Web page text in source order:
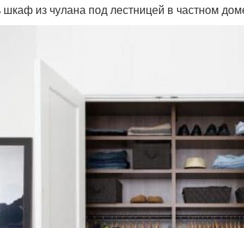
из чулана под лестницей в частном